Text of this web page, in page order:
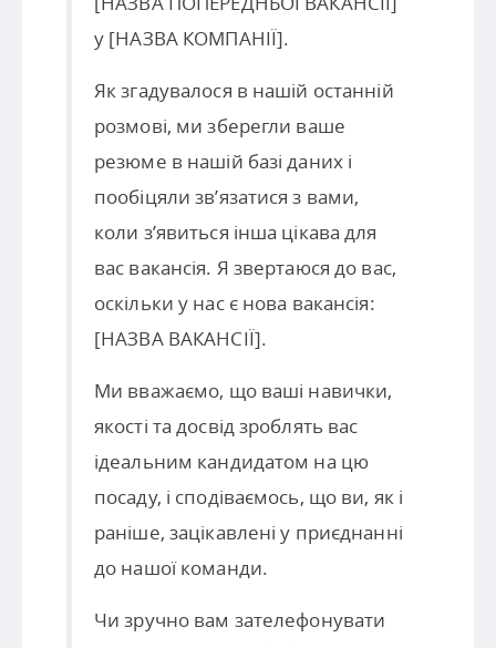
у [НАЗВА КОМПАНІЇ].
Як згадувалося в нашій останній
розмові, ми зберегли ваше
резюме в нашій базі даних і
пообіцяли зв’язатися з вами,
коли з’явиться інша цікава для
вас вакансія. Я звертаюся до вас,
оскільки у нас є нова вакансія:
[НАЗВА ВАКАНСІЇ].
Ми вважаємо, що ваші навички,
якості та досвід зроблять вас
ідеальним кандидатом на цю
посаду, і сподіваємось, що ви, як і
раніше, зацікавлені у приєднанні
до нашої команди.
Чи зручно вам зателефонувати